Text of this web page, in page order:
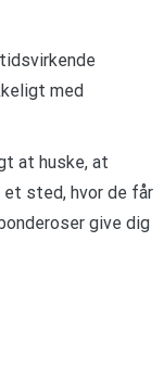
med
at huske, at
sted, hvor de får
give dig